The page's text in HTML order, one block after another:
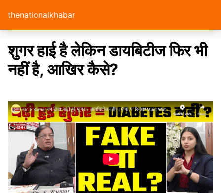
thenationalkhabar
शुगर हाई है लेकिन डायबिटीज फिर भी
नहीं है, आखिर कैसे?